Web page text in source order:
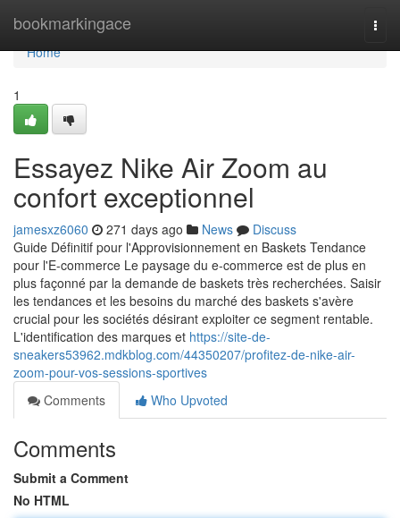
bookmarkingace
Home
Home
1
Essayez Nike Air Zoom au
confort exceptionnel
jamesxz6060 271 days ago News
Discuss
Guide Définitif pour l'Approvisionnement en Baskets Tendance
pour l'E-commerce Le paysage du e-commerce est de plus en
plus façonné par la demande de baskets très recherchées. Saisir
les tendances et les besoins du marché des baskets s'avère
crucial pour les sociétés désirant exploiter ce segment rentable.
L'identification des marques et https://site-de-
sneakers53962.mdkblog.com/44350207/profitez-de-nike-air-
zoom-pour-vos-sessions-sportives
Comments
Who Upvoted
Comments
Submit a Comment
No HTML